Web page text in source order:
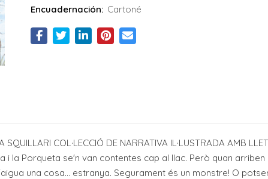
Encuadernación: Cartoné
SQUILLARI COL·LECCIÓ DE NARRATIVA IL·LUSTRADA AMB
i la Porqueta se'n van contentes cap al llac. Però quan
una cosa... estranya. Segurament és un monstre! O